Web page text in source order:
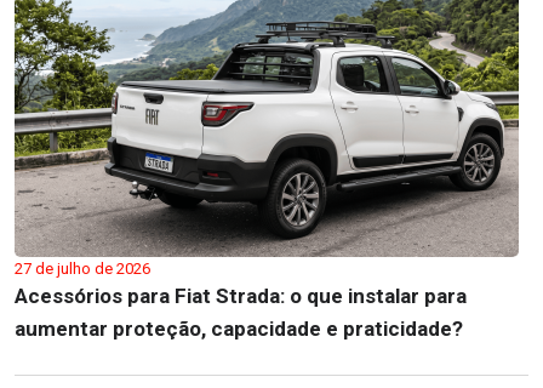
27 de julho de 2026
Acessórios para Fiat Strada: o que instalar para
aumentar proteção, capacidade e praticidade?